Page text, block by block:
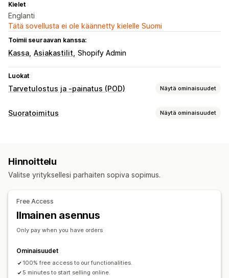
Kielet
Englanti
Tätä sovellusta ei ole käännetty kielelle Suomi
Toimii seuraavan kanssa:
Kassa Asiakastilit Shopify Admin
Luokat
Tarvetulostus ja -painatus (POD) Näytä ominaisuudet
Tuotteen muokkaus
All-over-painatus
Kodinsisustus
Korut
Irtotavarakuljetus
Suoratoimitus Näytä ominaisuudet
Hinnoittelu
Valitse yrityksellesi parhaiten sopiva sopimus.
Free Access
Ilmainen asennus
Only pay when you have orders
Ominaisuudet
100% free access to our functionalities.
5 minutes to start selling online.